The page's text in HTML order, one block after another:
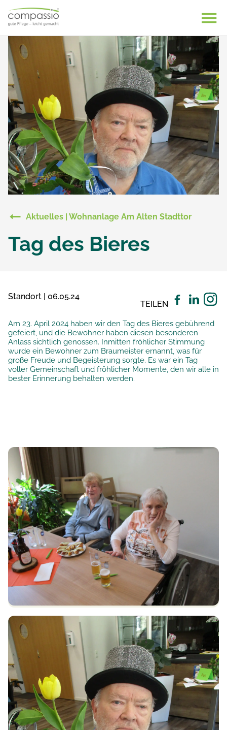
content
Aktuelles | Wohnanlage Am Alten Stadttor
Tag des Bieres
Standort | 06.05.24
TEILEN
Am 23. April 2024 haben wir den Tag des Bieres gebührend
gefeiert, und die Bewohner haben diesen besonderen
Anlass sichtlich genossen. Inmitten fröhlicher Stimmung
wurde ein Bewohner zum Braumeister ernannt, was für
große Freude und Begeisterung sorgte. Es war ein Tag
voller Gemeinschaft und fröhlicher Momente, den wir alle in
bester Erinnerung behalten werden.